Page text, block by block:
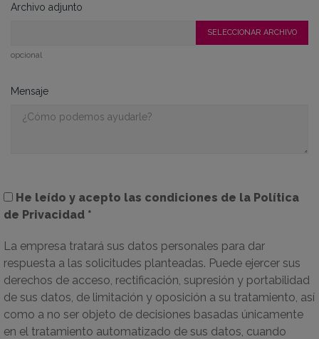
Archivo adjunto
SELECCIONAR ARCHIVO
opcional
Mensaje
He leído y acepto las condiciones de la Política
de Privacidad *
La empresa tratará sus datos personales para dar
respuesta a las solicitudes planteadas. Puede ejercer sus
derechos de acceso, rectificación, supresión y portabilidad
de sus datos, de limitación y oposición a su tratamiento, así
como a no ser objeto de decisiones basadas únicamente
en el tratamiento automatizado de sus datos, cuando